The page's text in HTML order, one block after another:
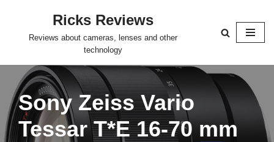
Ricks Reviews
Reviews about cameras, lenses and other
technology
Sony Zeiss Vario
Tessar T*E 16-70 mm